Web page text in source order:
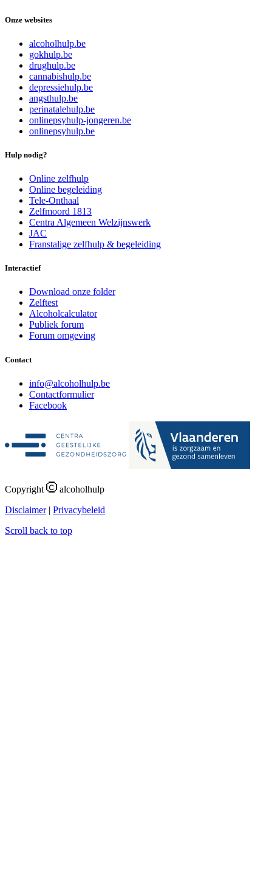
Onze websites
alcoholhulp.be
gokhulp.be
drughulp.be
cannabishulp.be
depressiehulp.be
angsthulp.be
perinatalehulp.be
onlinepsyhulp-jongeren.be
onlinepsyhulp.be
Hulp nodig?
Online zelfhulp
Online begeleiding
Tele-Onthaal
Zelfmoord 1813
Centra Algemeen Welzijnswerk
JAC
Franstalige zelfhulp & begeleiding
Interactief
Download onze folder
Zelftest
Alcoholcalculator
Publiek forum
Forum omgeving
Contact
info@alcoholhulp.be
Contactformulier
Facebook
Copyright
alcoholhulp
Disclaimer| Privacybeleid
Scroll back to top